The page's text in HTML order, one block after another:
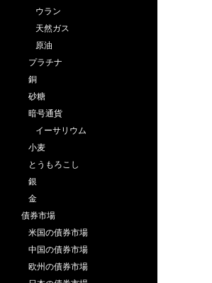
ウラン
天然ガス
原油
プラチナ
銅
砂糖
暗号通貨
イーサリウム
小麦
とうもろこし
銀
金
債券市場
米国の債券市場
中国の債券市場
欧州の債券市場